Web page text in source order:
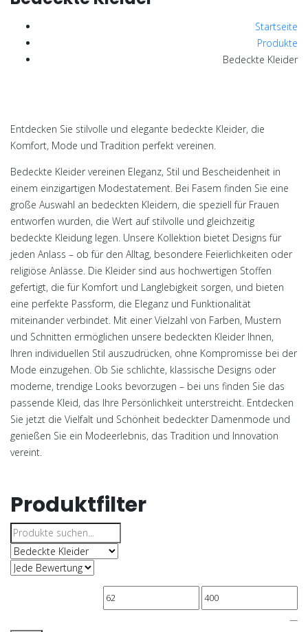
Startseite
Produkte
Bedeckte Kleider
Entdecken Sie stilvolle und elegante bedeckte Kleider, die
Komfort, Mode und Tradition perfekt vereinen.
Bedeckte Kleider vereinen Eleganz, Stil und Bescheidenheit in
einem einzigartigen Modestatement. Bei Fasem finden Sie eine
große Auswahl an bedeckten Kleidern, die speziell für Frauen
entworfen wurden, die Wert auf stilvolle und gleichzeitig
bedeckte Kleidung legen. Unsere Kollektion bietet Designs für
jeden Anlass – ob für den Alltag, besondere Feierlichkeiten oder
religiöse Anlässe. Die Kleider sind aus hochwertigen Stoffen
gefertigt, die für Komfort und Langlebigkeit sorgen, und bieten
eine perfekte Passform, die Eleganz und Funktionalität
miteinander verbindet. Mit einer Vielzahl von Farben, Mustern
und Schnitten ermöglichen unsere bedeckten Kleider Ihnen,
Ihren individuellen Stil auszudrücken, ohne Kompromisse bei der
Mode einzugehen. Ob Sie schlichte, klassische Designs oder
moderne, trendige Looks bevorzugen – bei uns finden Sie das
passende Kleid, das Ihre Persönlichkeit unterstreicht. Entdecken
Sie jetzt die Vielfalt und Schönheit bedeckter Damenmode und
genießen Sie ein Modeerlebnis, das Tradition und Innovation
vereint.
Produktfilter
Suche
nach:
—